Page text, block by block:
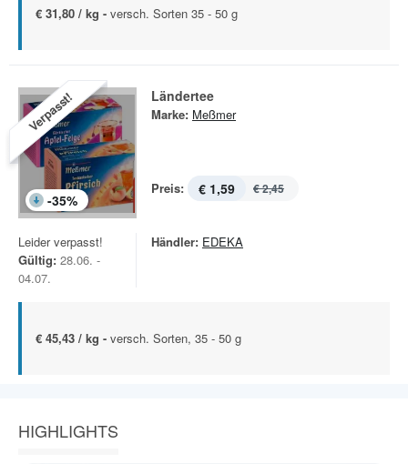
€ 31,80 / kg - versch. Sorten 35 - 50 g
Verpasst!
-35%
Ländertee
Marke: Meßmer
Preis: € 1,59 € 2,45
Leider verpasst!
Gültig: 28.06. -
04.07.
Händler: EDEKA
€ 45,43 / kg - versch. Sorten, 35 - 50 g
HIGHLIGHTS